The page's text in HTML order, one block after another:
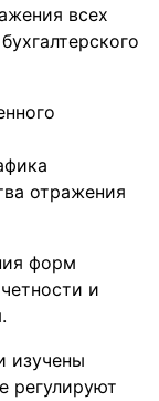
всех
отражения
форм
и
изучены
регулируют